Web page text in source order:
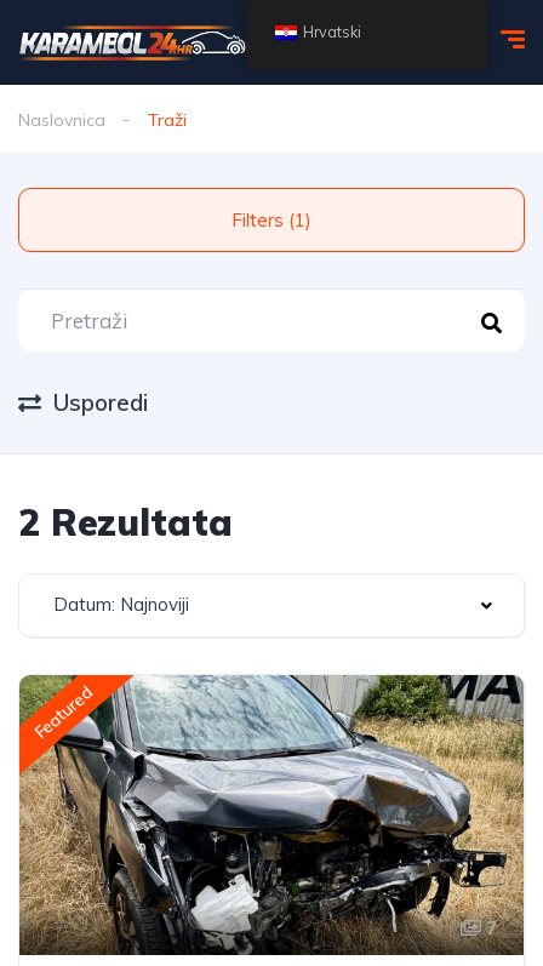
Naslovnica Traži
Filters (1)
Usporedi
2 Rezultata
Datum: Najnoviji
Featured
7
Hrvatski